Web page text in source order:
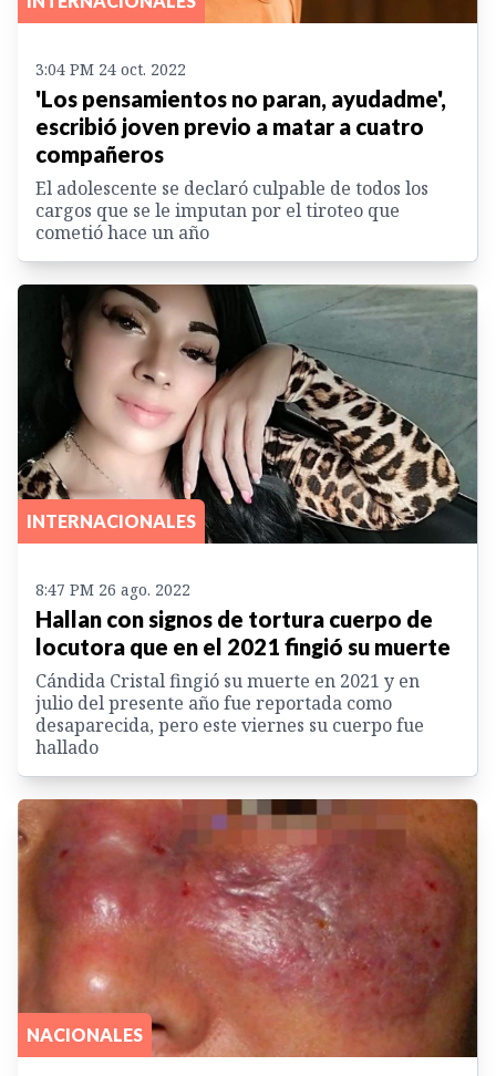
3:04 PM 24 oct. 2022
'Los pensamientos no paran, ayudadme',
escribió joven previo a matar a cuatro
compañeros
El adolescente se declaró culpable de todos los
cargos que se le imputan por el tiroteo que
cometió hace un año
INTERNACIONALES
8:47 PM 26 ago. 2022
Hallan con signos de tortura cuerpo de
locutora que en el 2021 fingió su muerte
Cándida Cristal fingió su muerte en 2021 y en
julio del presente año fue reportada como
desaparecida, pero este viernes su cuerpo fue
hallado
NACIONALES